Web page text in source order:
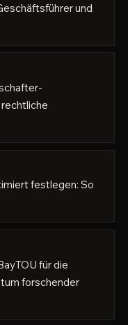
und
festlegen: So
für die
forschender